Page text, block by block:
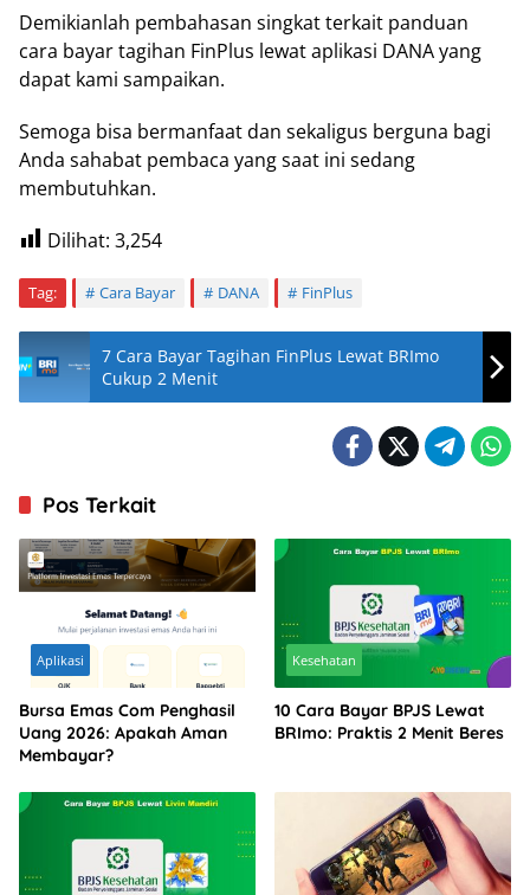
Demikianlah pembahasan singkat terkait panduan
cara bayar tagihan FinPlus lewat aplikasi DANA yang
dapat kami sampaikan.
Semoga bisa bermanfaat dan sekaligus berguna bagi
Anda sahabat pembaca yang saat ini sedang
membutuhkan.
Dilihat: 3,254
Tag: Cara Bayar DANA FinPlus
7 Cara Bayar Tagihan FinPlus Lewat BRImo
Cukup 2 Menit
Pos Terkait
Aplikasi
Bursa Emas Com Penghasil
Uang 2026: Apakah Aman
Membayar?
Kesehatan
10 Cara Bayar BPJS Lewat
BRImo: Praktis 2 Menit Beres